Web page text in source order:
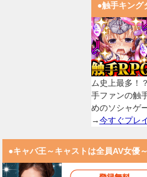
●触手キング
ム史上最多！
手ファンの触
めのソシャゲ
→今すぐプレ
●キャバ王～キャストは全員AV女優～